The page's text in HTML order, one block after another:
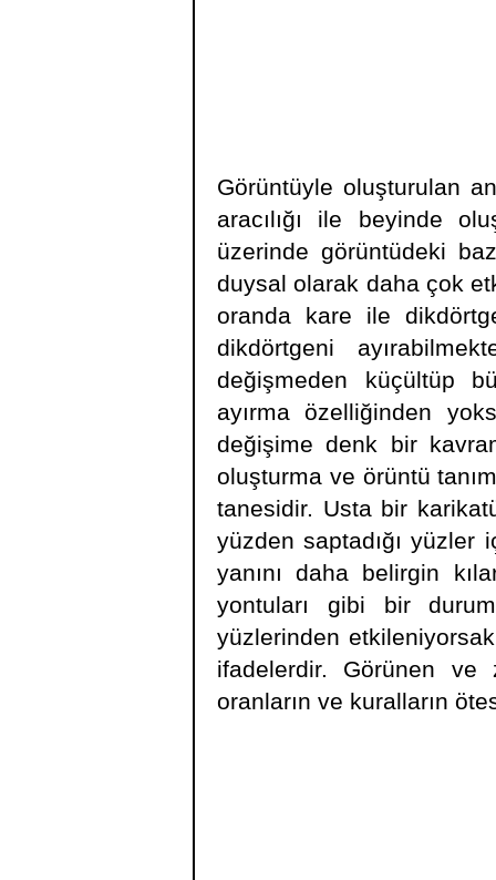
Görüntüyle oluşturulan
aracılığı ile beyinde
üzerinde görüntüdeki
duysal olarak daha çok
oranda kare ile
dikdörtgeni
değişmeden küçültüp
ayırma özelliğinden
değişime denk bir
oluşturma ve örüntü
tanesidir. Usta bir
yüzden saptadığı yüzler
yanını daha belirgin
yontuları gibi bir
yüzlerinden
ifadelerdir. Görünen ve
oranların ve kuralların